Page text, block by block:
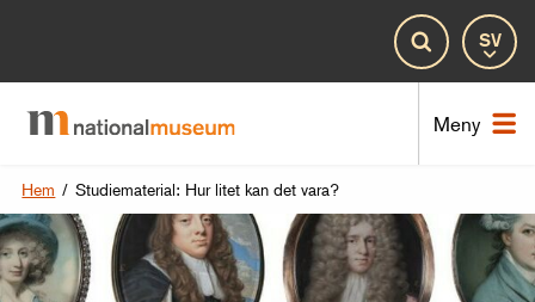
Meny
Sök
Hem / Studiematerial: Hur litet kan det vara?